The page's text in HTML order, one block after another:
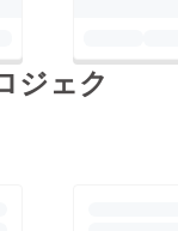
ジェク